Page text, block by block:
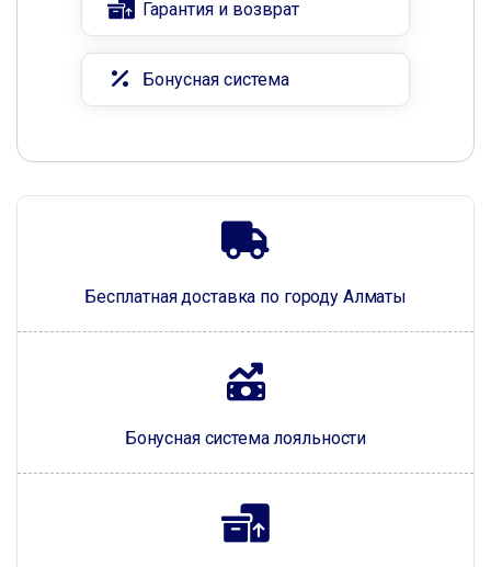
Бесплатная доставка по городу Алматы
Бонусная система лояльности
Гарантия и возврат
Бонусная система